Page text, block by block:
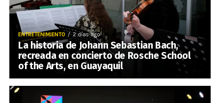
ENTRETENIMIENTO 2 días ago
La historia de Johann Sebastian Bach,
recreada en concierto de Rosche School
of the Arts, en Guayaquil